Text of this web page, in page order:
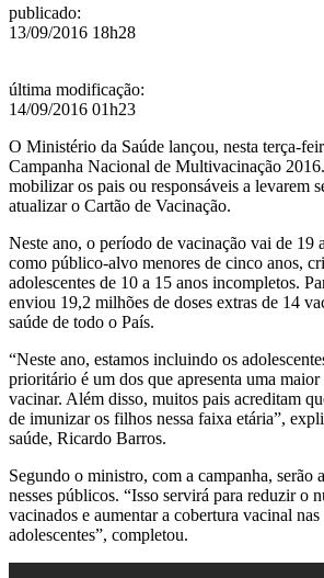
publicado:
13/09/2016 18h28
última modificação:
14/09/2016 01h23
O Ministério da Saúde lançou, nesta terça-
Campanha Nacional de Multivacinação
mobilizar os pais ou responsáveis a levarem
atualizar o Cartão de Vacinação.
Neste ano, o período de vacinação vai de 19
como público-alvo menores de cinco anos,
adolescentes de 10 a 15 anos incompletos.
enviou 19,2 milhões de doses extras de 14
saúde de todo o País.
“Neste ano, estamos incluindo os
prioritário é um dos que apresenta uma maior
vacinar. Além disso, muitos pais acreditam
de imunizar os filhos nessa faixa etária”,
saúde, Ricardo Barros.
Segundo o ministro, com a campanha, serão
nesses públicos. “Isso servirá para reduzir o
vacinados e aumentar a cobertura vacinal nas
adolescentes”, completou.